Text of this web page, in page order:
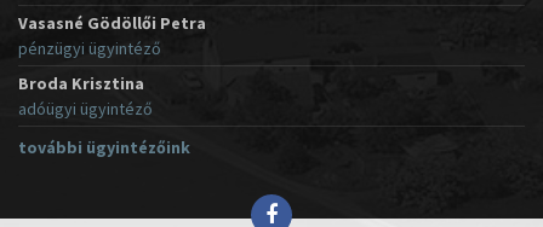
Vasasné Gödöllői Petra
pénzügyi ügyintéző
Broda Krisztina
adóügyi ügyintéző
további ügyintézőink